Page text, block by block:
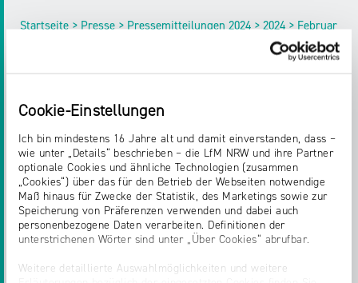
Cookie-Einstellungen
Ich bin mindestens 16 Jahre alt und damit einverstanden, dass –
wie unter „Details“ beschrieben – die LfM NRW und ihre Partner
optionale Cookies und ähnliche Technologien (zusammen
„Cookies“) über das für den Betrieb der Webseiten notwendige
Maß hinaus für Zwecke der Statistik, des Marketings sowie zur
Speicherung von Präferenzen verwenden und dabei auch
personenbezogene Daten verarbeiten. Definitionen der
unterstrichenen Wörter sind unter „Über Cookies“ abrufbar.
Weitere detaillierte Auswahlmöglichkeiten und weitere
Startseite > Presse > Pressemitteilungen 2024 > 2024 > Februar
SO HABEN WIR UNS DAS NRW MEDIA
TRAINEESHIP VORGESTELLT
die schönste Branche der Welt – die
MedienbrancheNRW. Zusammen mit
Medienunternehmenin NRW startet die
MedienanstaltNRW damit ein exklusives
Programm zur Förderung von Nachwuchskräften